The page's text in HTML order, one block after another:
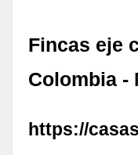
Fincas eje
Colombia -
https://